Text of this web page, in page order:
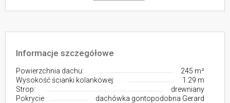
Informacje szczegółowe
Powierzchnia dachu:
245 m²
Wysokość ścianki kolankowej:
1.29 m
Strop:
drewniany
Pokrycie
dachówka gontopodobna Gerard